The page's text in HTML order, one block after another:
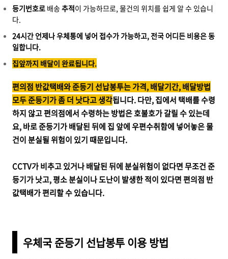
등기번호로 배송추적이 가능하므로, 물건의 위치를 쉽게 알 수 있습니
다.
24시간 언제나 우체통에 넣어 접수가 가능하고, 전국 어디든 비용은 동
일합니다.
집앞까지 배달이 완료됩니다.
편의점 반값택배와 준등기 선납봉투는 가격, 배달기간, 배달방법
모두 준등기가 좀 더 낫다고 생각됩니다. 다만, 집에서 택배를 수령
하지 않고 편의점에서 수령하는 방법은 호불호가 갈릴 수 있는데
요, 바로 준등기가 배달된 뒤에 집 앞에 우편수취함에 넣어놓은 물
건이 분실될 위험이 있기 때문입니다.
CCTV가 비추고 있거나 배달된 뒤에 분실위험이 없다면 무조건 준
등기가 낫고, 평소 분실이나 도난이 발생한 적이 있다면 편의점 반
값택배가 편리할 수 있습니다.
우체국 준등기 선납봉투 이용 방법